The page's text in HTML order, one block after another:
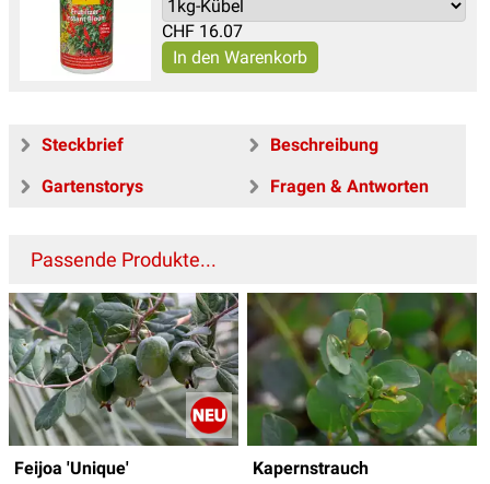
CHF 16.07
Steckbrief
Beschreibung
Gartenstorys
Fragen & Antworten
Passende Produkte...
Feijoa 'Unique' Kapernstrauch